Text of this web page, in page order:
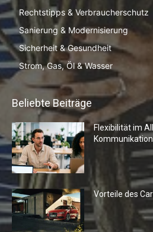
Rechtstipps & Verbraucherschutz
Sanierung & Modernisierung
Sicherheit & Gesundheit
Strom, Gas, Öl & Wasser
Beliebte Beiträge
Flexibilität im
Vorteile des